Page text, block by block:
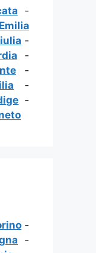
-
Emilia
-
-
-
-
-
-
-